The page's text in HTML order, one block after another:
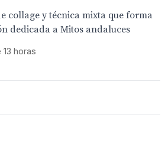
collage y técnica mixta que forma
dedicada a Mitos andaluces
13 horas